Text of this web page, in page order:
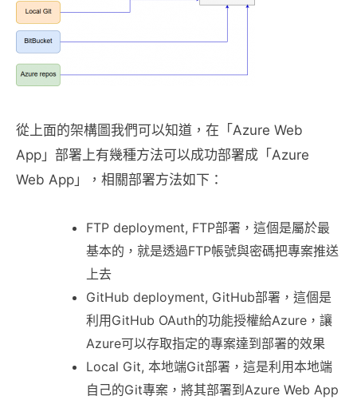
從上面的架構圖我們可以知道，在「Azure Web
App」部署上有幾種方法可以成功部署成「Azure
Web App」，相關部署方法如下：
FTP deployment, FTP部署，這個是屬於最
基本的，就是透過FTP帳號與密碼把專案推送
上去
GitHub deployment, GitHub部署，這個是
利用GitHub OAuth的功能授權給Azure，讓
Azure可以存取指定的專案達到部署的效果
Local Git, 本地端Git部署，這是利用本地端
自己的Git專案，將其部署到Azure Web App